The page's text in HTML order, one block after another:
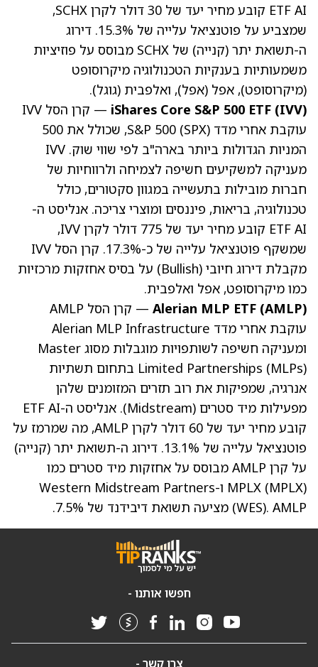
ETF AI קובע מחיר יעד של 30 דולר לקרן SCHX,
שמצביע על פוטנציאל עלייה של 15.3%. דירוג
ה-תשואת יתר (קנייה) של SCHX מבוסס על פוזיציות
משמעותיות בענקיות הטכנולוגיה מיקרוסופט
(מיקרוסופט), אפל (אפל), ואלפבית (גוגל).
iShares Core S&P 500 ETF (IVV)
— קרן הסל IVV
עוקבת אחרי מדד S&P 500 (SPX), שכולל את 500
המניות הגדולות ביותר בארה"ב לפי שווי שוק. IVV
מעניקה למשקיעים חשיפה לצמיחה ולרווחיות של
חברות מובילות בתעשייה במגוון סקטורים, כולל
טכנולוגיה, בריאות, פיננסים ומוצרי צריכה. אנליסט ה-
ETF AI קובע מחיר יעד של 775 דולר לקרן IVV,
שמשקף פוטנציאל עלייה של כ-17.3%. קרן הסל IVV
מקבלת דירוג חיובי (Bullish) על בסיס אחזקות מרכזיות
כמו מיקרוסופט, אפל ואלפבית.
Alerian MLP ETF (AMLP)
— קרן הסל AMLP
עוקבת אחרי מדד Alerian MLP Infrastructure
ומעניקה חשיפה לשותפויות מוגבלות מסוג Master
Limited Partnerships (MLPs) בתחום תשתיות
אנרגיה, שמפיקות את רוב תזרים המזומנים שלהן
מפעילות מיד סטרים (Midstream). אנליסט ה-ETF AI
קובע מחיר יעד של 60 דולר לקרן AMLP, מה שמרמז על
פוטנציאל עלייה של 13.1%. דירוג ה-תשואת יתר (קנייה)
על קרן AMLP מבוסס על אחזקות מיד סטרים כמו
MPLX (MPLX)
ו-Western Midstream Partners
(WES). AMLP מציעה תשואת דיבידנד של 7.5%.
חפשו אותנו -
צרו קשר -